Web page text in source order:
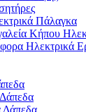
Πάλαγκα
Κήπου
Ηλεκτρικά
Δάπεδα